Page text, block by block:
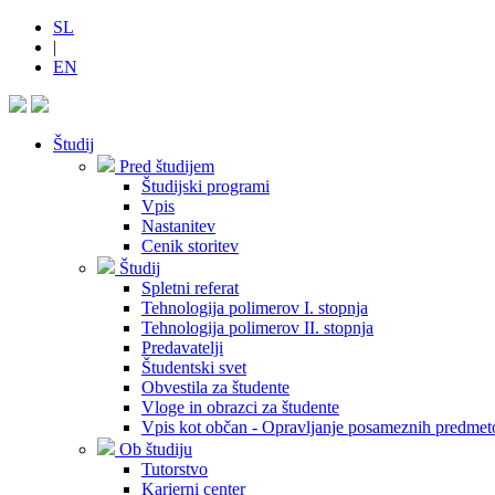
SL
|
EN
Študij
Pred študijem
Študijski programi
Vpis
Nastanitev
Cenik storitev
Študij
Spletni referat
Tehnologija polimerov I. stopnja
Tehnologija polimerov II. stopnja
Predavatelji
Študentski svet
Obvestila za študente
Vloge in obrazci za študente
Vpis kot občan - Opravljanje posameznih
Ob študiju
Tutorstvo
Karierni center